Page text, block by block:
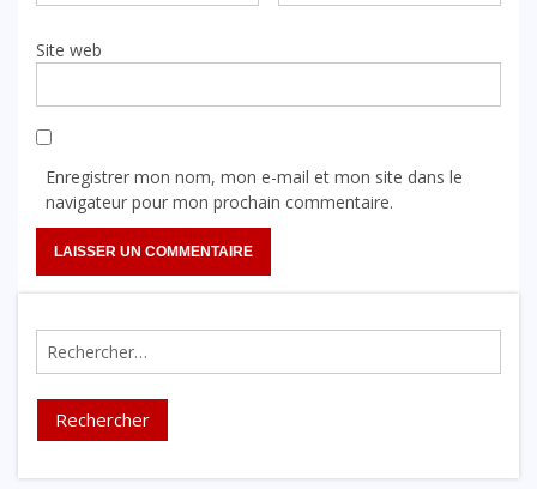
Site web
Enregistrer mon nom, mon e-mail et mon site dans le
navigateur pour mon prochain commentaire.
Rechercher :